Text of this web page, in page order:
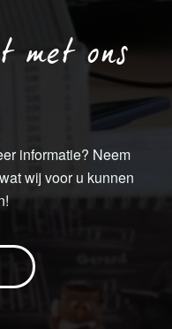
met ons
informatie? Neem
wij voor u kunnen